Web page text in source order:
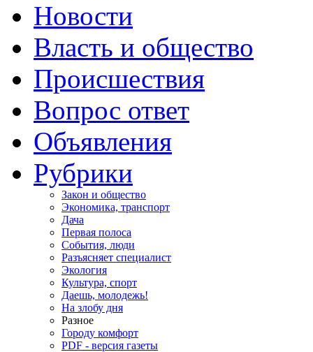
Новости
Власть и общество
Происшествия
Вопрос ответ
Объявления
Рубрики
Закон и общество
Экономика, транспорт
Дача
Первая полоса
События, люди
Разъясняет специалист
Экология
Культура, спорт
Даешь, молодежь!
На злобу дня
Разное
Городу комфорт
PDF - версия газеты